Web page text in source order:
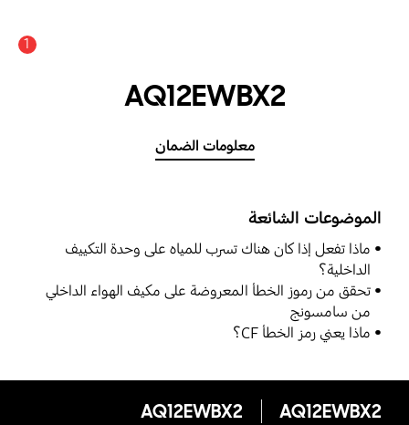
1
AQ12EWBX2
معلومات الضمان
الموضوعات الشائعة
ماذا تفعل إذا كان هناك تسرب للمياه على وحدة التكييف
الداخلية؟
تحقق من رموز الخطأ المعروضة على مكيف الهواء الداخلي
من سامسونج
ماذا يعني رمز الخطأ CF؟
AQ12EWBX2
AQ12EWBX2